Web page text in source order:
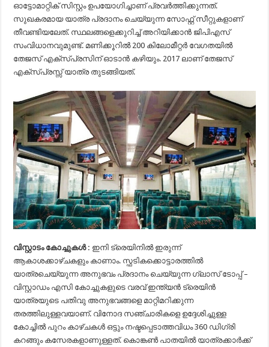
ഓട്ടോമാറ്റിക് സിസ്റ്റം ഉപയോഗിച്ചാണ് പ്രവര്‍ത്തിക്കുന്നത്.
സുഖകരമായ യാത്ര പ്രദാനം ചെയ്യുന്ന സോഫ്റ്റ് സീറ്റുകളാണ്
തീവണ്ടിയലേത്. സ്ഥലങ്ങളെക്കുറിച്ച് അറിയിക്കാന്‍ ജിപിഎസ്
സംവിധാനവുമുണ്ട്. മണിക്കൂറില്‍ 200 കിലോമീറ്റര്‍ വേഗതയില്‍
തേജസ് എക്‌സ്പ്രസിന് ഓടാന്‍ കഴിയും. 2017 ലാണ് തേജസ്
എക്സ്പ്രസ്സ് യാത്ര തുടങ്ങിയത്.
വിസ്റ്റാടം കോച്ചുകൾ : ഇനി ട്രെയിനിൽ ഇരുന്ന്
ആകാശക്കാഴ്ചകളും കാണാം. സ്ഫടികക്കൊട്ടാരത്തിൽ
യാത്രചെയ്യുന്ന അനുഭവം പ്രദാനം ചെയ്യുന്ന ഗ്ലാസ് ടോപ്പ് –
വിസ്റ്റാഡം എസി കോച്ചുകളുടെ വരവ് ഇന്ത്യൻ ട്രെയിൻ
യാത്രയുടെ പതിവു അനുഭവങ്ങളെ മാറ്റിമറിക്കുന്ന
തരത്തിലുള്ളവയാണ്. വിനോദ സഞ്ചാരികളെ ഉദ്ദേശിച്ചുള്ള
കോച്ചില്‍ പുറം കാഴ്ചകള്‍ ഒട്ടും നഷ്ടപ്പെടാത്തവിധം 360 ഡിഗ്രി
കറങ്ങും കസേരകളാണുള്ളത്. കൊങ്കണ്‍ പാതയില്‍ യാത്രക്കാര്‍ക്ക്